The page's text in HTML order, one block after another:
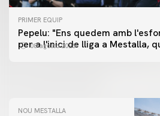
PRIMER EQUIP
Pepelu: "Ens quedem amb
per a l'inici de lliga a Mestalla,
08 agosto 2026
PRIMER EQUIP
📸 #ValenciaNUFC
PRIMER EQUIP
MESTALLA 📍
NOU MESTALLA